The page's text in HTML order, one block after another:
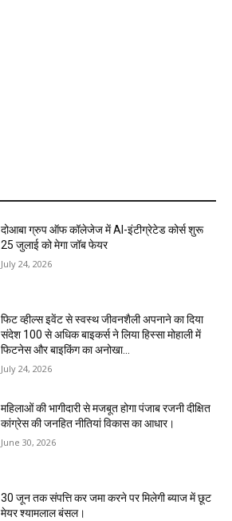
दोआबा ग्रुप ऑफ कॉलेजेज में AI-इंटीग्रेटेड कोर्स शुरू
25 जुलाई को मेगा जॉब फेयर
July 24, 2026
फिट व्हील्स इवेंट से स्वस्थ जीवनशैली अपनाने का दिया
संदेश 100 से अधिक बाइकर्स ने लिया हिस्सा मोहाली में
फिटनेस और बाइकिंग का अनोखा...
July 24, 2026
महिलाओं की भागीदारी से मजबूत होगा पंजाब रजनी दीक्षित
कांग्रेस की जनहित नीतियां विकास का आधार।
June 30, 2026
30 जून तक संपत्ति कर जमा करने पर मिलेगी ब्याज में छूट
मेयर श्यामलाल बंसल।